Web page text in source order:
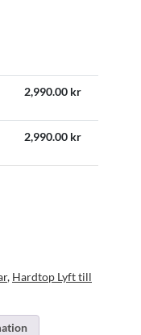
2,990.00 kr
2,990.00 kr
, Hardtop Lyft till